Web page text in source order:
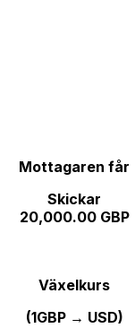
Mottagaren får
Skickar
20,000.00 GBP
Växelkurs
(1GBP → USD)